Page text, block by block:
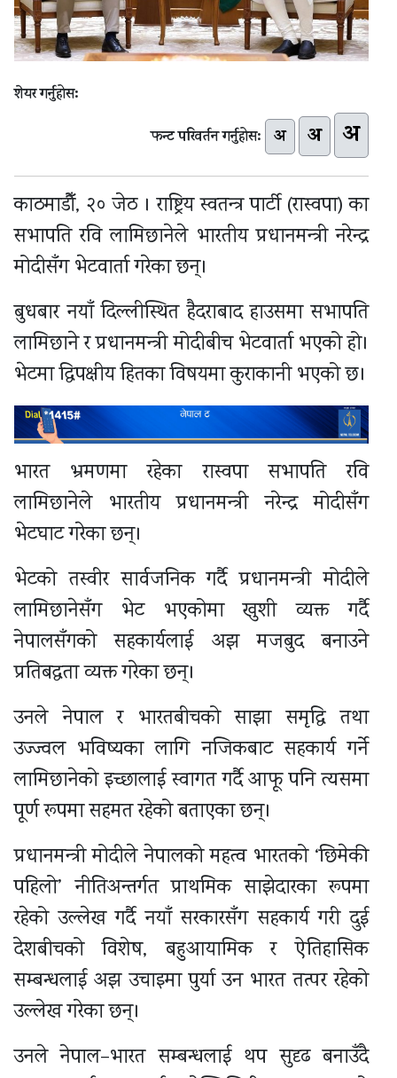
शेयर गर्नुहोस:
फन्ट परिवर्तन गर्नुहोस: अ अ अ
काठमाडौँ, २० जेठ । राष्ट्रिय स्वतन्त्र पार्टी (रास्वपा) का
सभापति रवि लामिछानेले भारतीय प्रधानमन्त्री नरेन्द्र
मोदीसँग भेटवार्ता गरेका छन्।
बुधबार नयाँ दिल्लीस्थित हैदराबाद हाउसमा सभापति
लामिछाने र प्रधानमन्त्री मोदीबीच भेटवार्ता भएको हो।
भेटमा द्विपक्षीय हितका विषयमा कुराकानी भएको छ।
भारत भ्रमणमा रहेका रास्वपा सभापति रवि
लामिछानेले भारतीय प्रधानमन्त्री नरेन्द्र मोदीसँग
भेटघाट गरेका छन्।
भेटको तस्वीर सार्वजनिक गर्दै प्रधानमन्त्री मोदीले
लामिछानेसँग भेट भएकोमा खुशी व्यक्त गर्दै
नेपालसँगको सहकार्यलाई अझ मजबुद बनाउने
प्रतिबद्धता व्यक्त गरेका छन्।
उनले नेपाल र भारतबीचको साझा समृद्धि तथा
उज्ज्वल भविष्यका लागि नजिकबाट सहकार्य गर्ने
लामिछानेको इच्छालाई स्वागत गर्दै आफू पनि त्यसमा
पूर्ण रूपमा सहमत रहेको बताएका छन्।
प्रधानमन्त्री मोदीले नेपालको महत्व भारतको ‘छिमेकी
पहिलो’ नीतिअन्तर्गत प्राथमिक साझेदारका रूपमा
रहेको उल्लेख गर्दै नयाँ सरकारसँग सहकार्य गरी दुई
देशबीचको विशेष, बहुआयामिक र ऐतिहासिक
सम्बन्धलाई अझ उचाइमा पुर्या उन भारत तत्पर रहेको
उल्लेख गरेका छन्।
उनले नेपाल–भारत सम्बन्धलाई थप सुदृढ बनाउँदै